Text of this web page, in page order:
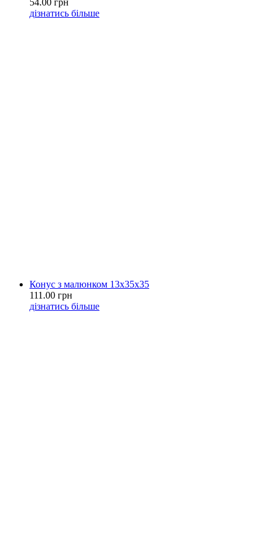
54.00 грн
дізнатись більше
Конус з малюнком 13х35х35
111.00 грн
дізнатись більше